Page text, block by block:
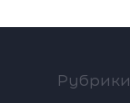
Рубрики